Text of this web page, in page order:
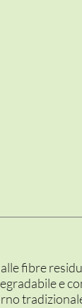
fibre
e